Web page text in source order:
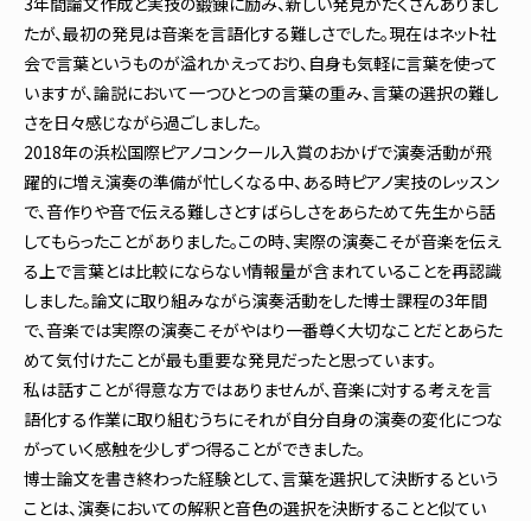
たが、最初の発見は音楽を言語化する難しさでした。現在はネット社
会で言葉というものが溢れかえっており、自身も気軽に言葉を使って
いますが、論説において一つひとつの言葉の重み、言葉の選択の難し
さを日々感じながら過ごしました。
2018年の浜松国際ピアノコンクール入賞のおかげで演奏活動が飛
躍的に増え演奏の準備が忙しくなる中、ある時ピアノ実技のレッスン
で、音作りや音で伝える難しさとすばらしさをあらためて先生から話
してもらったことがありました。この時、実際の演奏こそが音楽を伝え
る上で言葉とは比較にならない情報量が含まれていることを再認識
しました。論文に取り組みながら演奏活動をした博士課程の3年間
で、音楽では実際の演奏こそがやはり一番尊く大切なことだとあらた
めて気付けたことが最も重要な発見だったと思っています。
私は話すことが得意な方ではありませんが、音楽に対する考えを言
語化する作業に取り組むうちにそれが自分自身の演奏の変化につな
がっていく感触を少しずつ得ることができました。
博士論文を書き終わった経験として、言葉を選択して決断するという
ことは、演奏においての解釈と音色の選択を決断することと似てい